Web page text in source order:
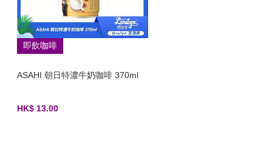
即飲咖啡
ASAHI 朝日特濃牛奶咖啡 370ml
HK$ 13.00